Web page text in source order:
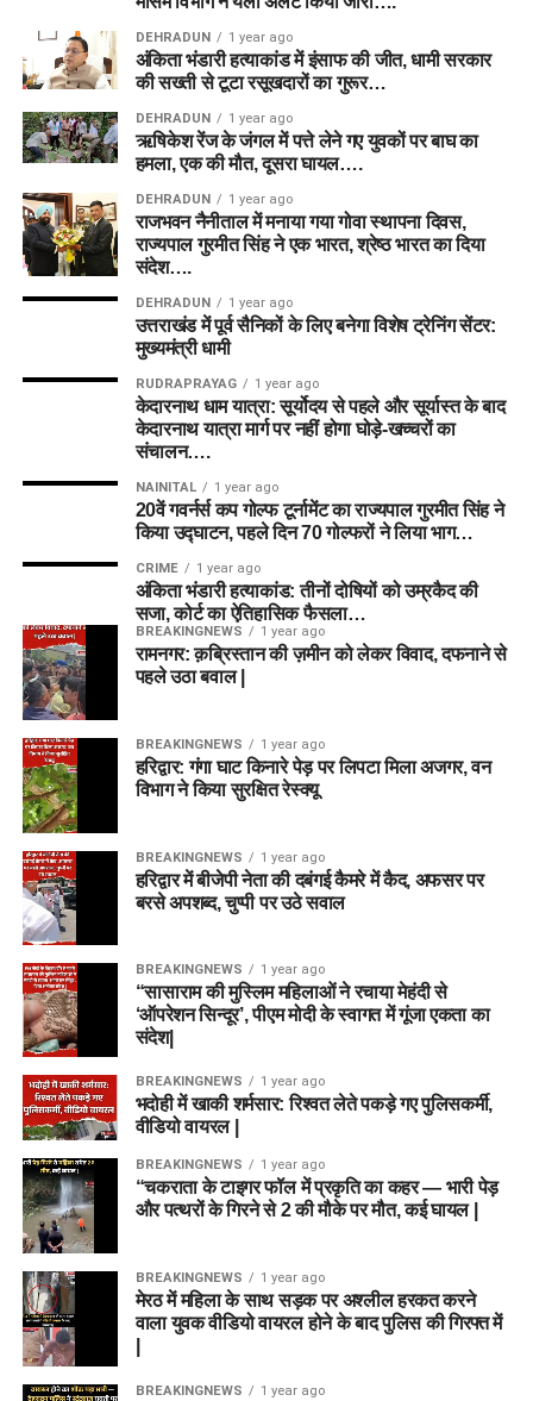
DEHRADUN 1 year ago
अंकिता भंडारी हत्याकांड में इंसाफ की जीत, धामी सरकार
की सख्ती से टूटा रसूखदारों का गुरूर…
DEHRADUN 1 year ago
ऋषिकेश रेंज के जंगल में पत्ते लेने गए युवकों पर बाघ का
हमला, एक की मौत, दूसरा घायल….
DEHRADUN 1 year ago
राजभवन नैनीताल में मनाया गया गोवा स्थापना दिवस,
राज्यपाल गुरमीत सिंह ने एक भारत, श्रेष्ठ भारत का दिया
संदेश….
DEHRADUN 1 year ago
उत्तराखंड में पूर्व सैनिकों के लिए बनेगा विशेष ट्रेनिंग सेंटर:
मुख्यमंत्री धामी
RUDRAPRAYAG 1 year ago
केदारनाथ धाम यात्रा: सूर्योदय से पहले और सूर्यास्त के बाद
केदारनाथ यात्रा मार्ग पर नहीं होगा घोड़े-खच्चरों का
संचालन….
NAINITAL 1 year ago
20वें गवर्नर्स कप गोल्फ टूर्नामेंट का राज्यपाल गुरमीत सिंह ने
किया उद्घाटन, पहले दिन 70 गोल्फरों ने लिया भाग…
CRIME 1 year ago
अंकिता भंडारी हत्याकांड: तीनों दोषियों को उम्रकैद की
सजा, कोर्ट का ऐतिहासिक फैसला…
BREAKINGNEWS 1 year ago
रामनगर: क़ब्रिस्तान की ज़मीन को लेकर विवाद, दफनाने से
पहले उठा बवाल |
BREAKINGNEWS 1 year ago
हरिद्वार: गंगा घाट किनारे पेड़ पर लिपटा मिला अजगर, वन
विभाग ने किया सुरक्षित रेस्क्यू
BREAKINGNEWS 1 year ago
हरिद्वार में बीजेपी नेता की दबंगई कैमरे में कैद, अफसर पर
बरसे अपशब्द, चुप्पी पर उठे सवाल
BREAKINGNEWS 1 year ago
“सासाराम की मुस्लिम महिलाओं ने रचाया मेहंदी से
‘ऑपरेशन सिन्दूर’, पीएम मोदी के स्वागत में गूंजा एकता का
संदेश|
BREAKINGNEWS 1 year ago
भदोही में खाकी शर्मसार: रिश्वत लेते पकड़े गए पुलिसकर्मी,
वीडियो वायरल |
BREAKINGNEWS 1 year ago
“चकराता के टाइगर फॉल में प्रकृति का कहर — भारी पेड़
और पत्थरों के गिरने से 2 की मौके पर मौत, कई घायल |
BREAKINGNEWS 1 year ago
मेरठ में महिला के साथ सड़क पर अश्लील हरकत करने
वाला युवक वीडियो वायरल होने के बाद पुलिस की गिरफ्त में
BREAKINGNEWS 1 year ago